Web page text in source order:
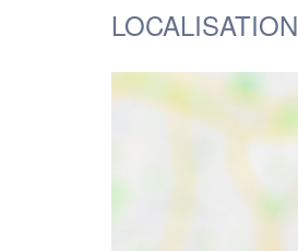
LOCALISATION